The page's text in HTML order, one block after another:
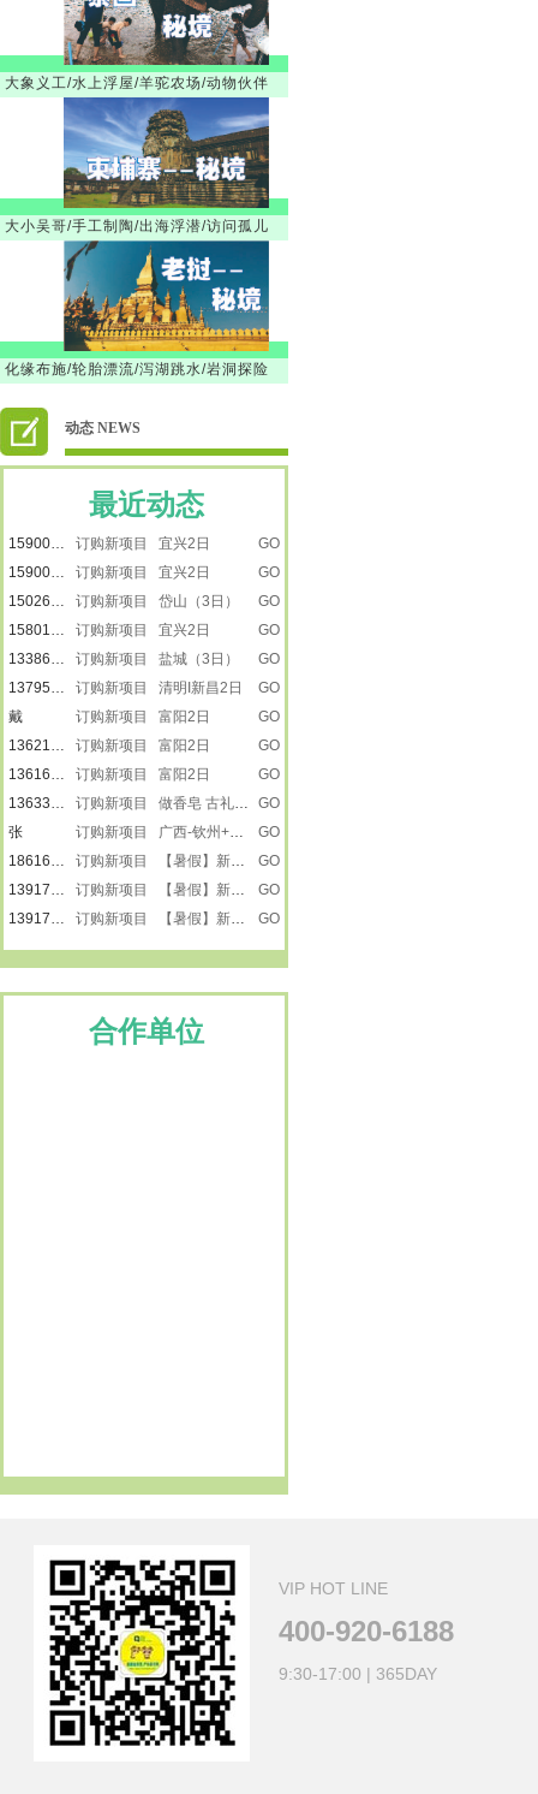
大象义工/水上浮屋/羊驼农场/动物伙伴
大小吴哥/手工制陶/出海浮潜/访问孤儿
化缘布施/轮胎漂流/泻湖跳水/岩洞探险
动态 NEWS
最近动态
订购新项目 【暑假】新疆之南疆
GO
13917887615
订购新项目 【暑假】新疆之南疆
GO
楚楚
订购新项目 景泰蓝
GO
刘莹
订购新项目 走进远望号
GO
卢小平
13917887615
订购新项目 嵊州三日
GO
订购新项目 宜兴2日
订购新项目 宜兴2日
15900809792
订购新项目 宜兴2日
GO
15026616223
订购新项目 岱山（3日）
GO
15801805559
订购新项目 宜兴2日
GO
13386050288
订购新项目 盐城（3日）
GO
13795210816
订购新项目 清明I新昌2日
GO
戴
订购新项目 富阳2日
GO
订购新项目 富阳2日
GO
13616231585
订购新项目 富阳2日
GO
13633476866
GO
张
订购新项目 广西-钦州+崇左
GO
订购新项目 【暑假】新疆之南疆
GO
13917887615
订购新项目 【暑假】新疆之南疆
GO
13917887615
订购新项目 【暑假】新疆之南疆
GO
楚楚
订购新项目 景泰蓝
GO
刘莹
订购新项目 走进远望号
GO
订购新项目 嵊州三日
合作单位
VIP HOT LINE
400-920-6188
9:30-17:00 | 365DAY